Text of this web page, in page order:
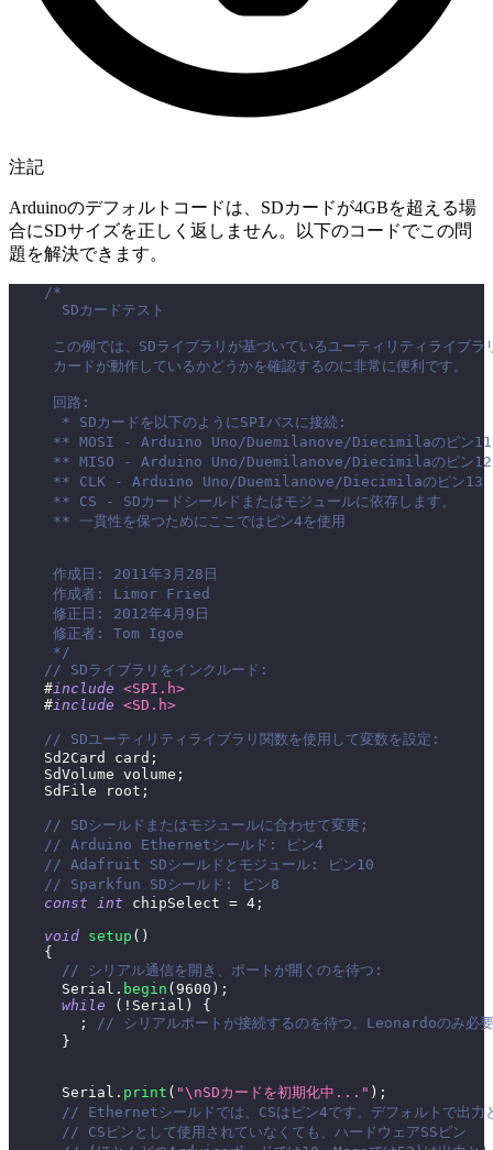
注記
Arduinoのデフォルトコードは、SDカードが4GBを超える場
合にSDサイズを正しく返しません。以下のコードでこの問
題を解決できます。
/*
      SDカードテスト
この例では、SDライブラリが基づいているユーティリティライブ
     カードが動作しているかどうかを確認するのに非常に便利です。
     回路:
      * SDカードを以下のようにSPIバスに接続:
     ** MOSI - Arduino Uno/Duemilanove/Diecimilaのピン11
     ** MISO - Arduino Uno/Duemilanove/Diecimilaのピン12
     ** CLK - Arduino Uno/Duemilanove/Diecimilaのピン13
     ** CS - SDカードシールドまたはモジュールに依存します。
     ** 一貫性を保つためにここではピン4を使用
     作成日: 2011年3月28日
     作成者: Limor Fried
     修正日: 2012年4月9日
     修正者: Tom Igoe
     */
// SDライブラリをインクルード:
#include <SPI.h>
#include <SD.h>
// SDユーティリティライブラリ関数を使用して変数を設定:
    Sd2Card card
;
    SdVolume volume
;
    SdFile root
;
// SDシールドまたはモジュールに合わせて変更;
// Arduino Ethernetシールド: ピン4
// Adafruit SDシールドとモジュール: ピン10
// Sparkfun SDシールド: ピン8
const int chipSelect = 4 ;
void setup ( )
{
// シリアル通信を開き、ポートが開くのを待つ:
      Serial
. begin ( 9600 ) ;
while
( ! Serial )
{
;
// シリアルポートが接続するのを待つ。Leonardoのみ必要
}
      Serial
. print ( "\nSDカードを初期化中..." ) ;
// Ethernetシールドでは、CSはピン4です。デフォルトで出力
// CSピンとして使用されていなくても、ハードウェアSSピン